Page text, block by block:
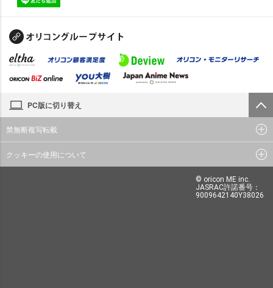
PC版に切り替え
禁無断複写転載
クッキーの使用について
© oricon ME inc.
JASRAC許諾番号：
9009642140Y38026